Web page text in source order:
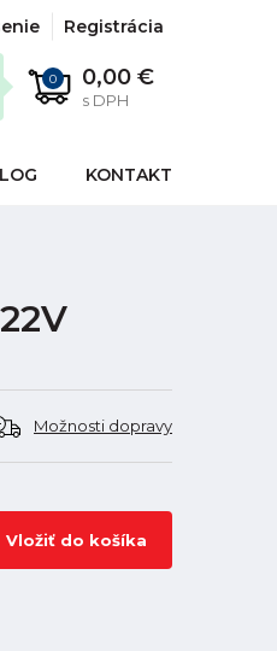
Registrácia
0 0,00 €
s DPH
KONTAKT
Možnosti dopravy
Vložiť do košíka